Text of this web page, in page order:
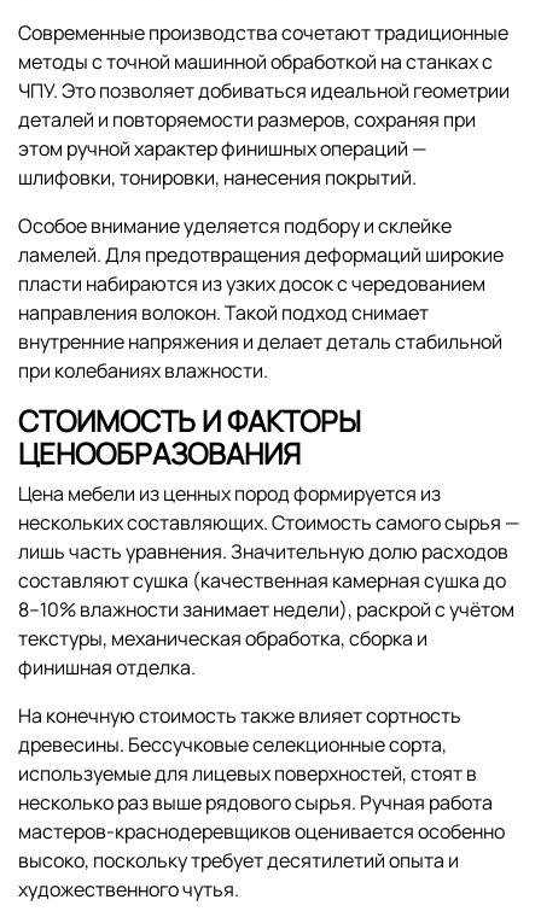
Современные производства сочетают традиционные
методы с точной машинной обработкой на станках с
ЧПУ. Это позволяет добиваться идеальной геометрии
деталей и повторяемости размеров, сохраняя при
этом ручной характер финишных операций —
шлифовки, тонировки, нанесения покрытий.
Особое внимание уделяется подбору и склейке
ламелей. Для предотвращения деформаций широкие
пласти набираются из узких досок с чередованием
направления волокон. Такой подход снимает
внутренние напряжения и делает деталь стабильной
при колебаниях влажности.
СТОИМОСТЬ И ФАКТОРЫ
ЦЕНООБРАЗОВАНИЯ
Цена мебели из ценных пород формируется из
нескольких составляющих. Стоимость самого сырья —
лишь часть уравнения. Значительную долю расходов
составляют сушка (качественная камерная сушка до
8–10% влажности занимает недели), раскрой с учётом
текстуры, механическая обработка, сборка и
финишная отделка.
На конечную стоимость также влияет сортность
древесины. Бесcучковые селекционные сорта,
используемые для лицевых поверхностей, стоят в
несколько раз выше рядового сырья. Ручная работа
мастеров-краснодеревщиков оценивается особенно
высоко, поскольку требует десятилетий опыта и
художественного чутья.